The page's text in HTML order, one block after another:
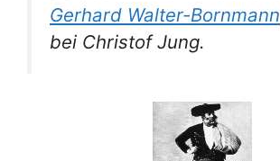
Gerhard Walter-Bornmann
bei Christof Jung.